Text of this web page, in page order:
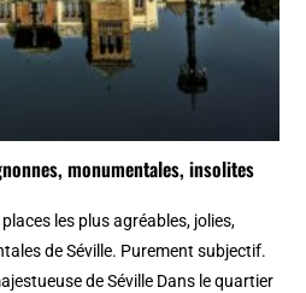
monumentales, insolites
les plus agréables, jolies,
de Séville. Purement subjectif.
de Séville Dans le quartier